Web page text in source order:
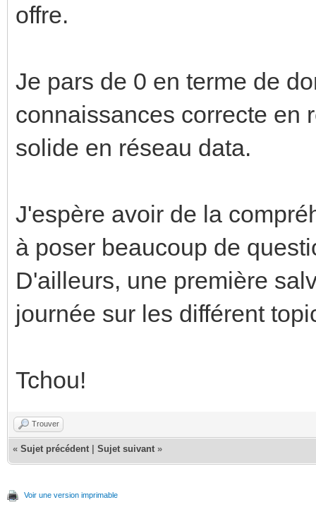
offre.
Je pars de 0 en terme de
connaissances correcte en
solide en réseau data.
J'espère avoir de la
à poser beaucoup de
D'ailleurs, une première
journée sur les différent
Tchou!
Trouver
« Sujet précédent Sujet suivant »
Voir une version imprimable